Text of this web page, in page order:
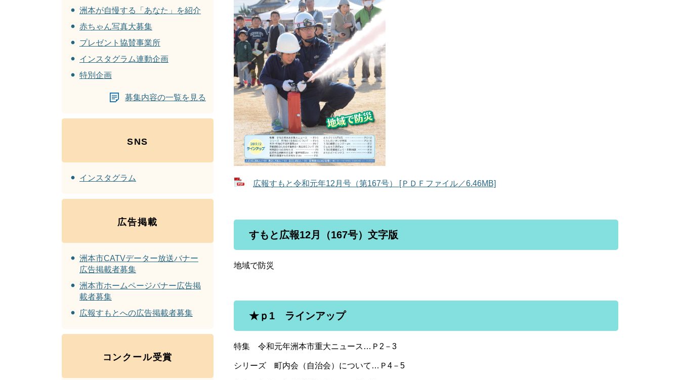
広報すもと令和元年12月号（第167号） [ＰＤＦファイル／6.46MB]
すもと広報12月（167号）文字版
地域で防災
★ｐ1 ラインアップ
特集 令和元年洲本市重大ニュース…Ｐ2－3
シリーズ 町内会（自治会）について…Ｐ4－5
洲本が自慢する「あなた」を紹介
赤ちゃん写真大募集
プレゼント協賛事業所
インスタグラム連動企画
特別企画
募集内容の一覧を見る
SNS
インスタグラム
広告掲載
洲本市CATVデーター放送バナー
広告掲載者募集
洲本市ホームページバナー広告掲
載者募集
広報すもとへの広告掲載者募集
コンクール受賞